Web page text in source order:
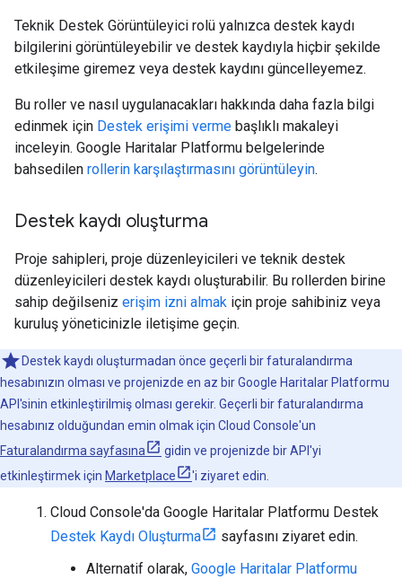
Teknik Destek Görüntüleyici rolü yalnızca destek kaydı
bilgilerini görüntüleyebilir ve destek kaydıyla hiçbir şekilde
etkileşime giremez veya destek kaydını güncelleyemez.
Bu roller ve nasıl uygulanacakları hakkında daha fazla bilgi
edinmek için Destek erişimi verme başlıklı makaleyi
inceleyin. Google Haritalar Platformu belgelerinde
bahsedilen rollerin karşılaştırmasını görüntüleyin.
Destek kaydı oluşturma
Proje sahipleri, proje düzenleyicileri ve teknik destek
düzenleyicileri destek kaydı oluşturabilir. Bu rollerden birine
sahip değilseniz erişim izni almak için proje sahibiniz veya
kuruluş yöneticinizle iletişime geçin.
Destek kaydı oluşturmadan önce geçerli bir faturalandırma
hesabınızın olması ve projenizde en az bir Google Haritalar Platformu
API'sinin etkinleştirilmiş olması gerekir. Geçerli bir faturalandırma
hesabınız olduğundan emin olmak için Cloud Console'un
Faturalandırma sayfasına
gidin ve projenizde bir API'yi
etkinleştirmek için Marketplace 'i ziyaret edin.
Cloud Console'da Google Haritalar Platformu Destek
Destek Kaydı Oluşturma
sayfasını ziyaret edin.
Alternatif olarak, Google Haritalar Platformu